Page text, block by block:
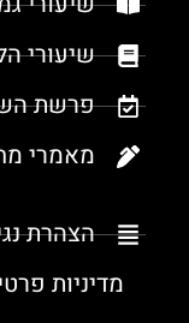
שיעורי
פרשת
מאמרי
הצהרת
מדיניות